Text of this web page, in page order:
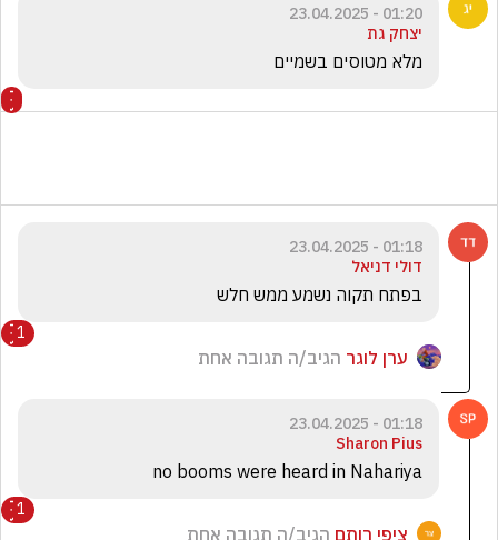
01:20 - 23.04.2025
יצחק גת
מלא מטוסים בשמיים
01:18 - 23.04.2025
דולי דניאל
בפתח תקוה נשמע ממש חלש
1
ערן לוגר הגיב/ה תגובה אחת
01:18 - 23.04.2025
Sharon Pius
no booms were heard in Nahariya
1
ציפי רותם הגיב/ה תגובה אחת